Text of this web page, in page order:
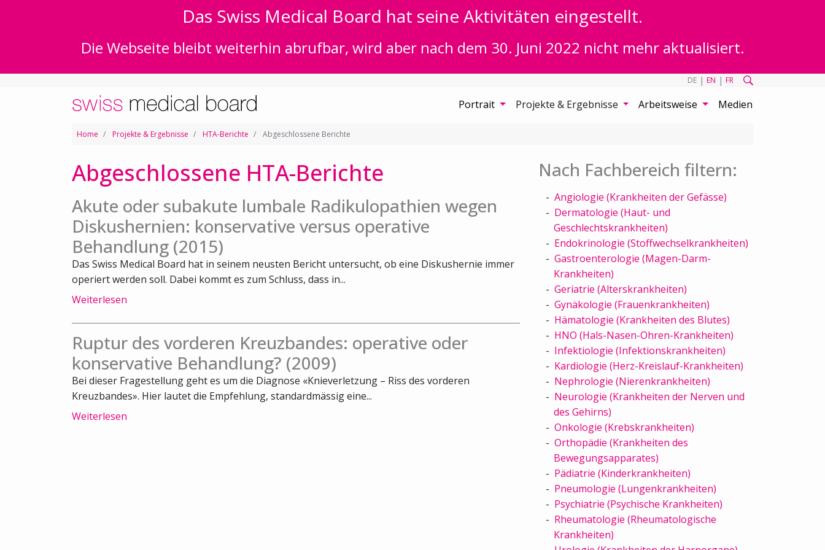
Das Swiss Medical Board hat seine Aktivitäten eingestellt.
Die Webseite bleibt weiterhin abrufbar, wird aber nach dem 30. Juni 2022 nicht mehr aktualisiert.
DE | EN | FR
Portrait Projekte & Ergebnisse Arbeitsweise Medien
Home Projekte & Ergebnisse HTA-Berichte Abgeschlossene Berichte
Abgeschlossene HTA-Berichte
Akute oder subakute lumbale Radikulopathien wegen
Diskushernien: konservative versus operative
Behandlung (2015)
Das Swiss Medical Board hat in seinem neusten Bericht untersucht, ob eine Diskushernie immer
operiert werden soll. Dabei kommt es zum Schluss, dass in...
Weiterlesen
Ruptur des vorderen Kreuzbandes: operative oder
konservative Behandlung? (2009)
Bei dieser Fragestellung geht es um die Diagnose «Knieverletzung – Riss des vorderen
Kreuzbandes». Hier lautet die Empfehlung, standardmässig eine...
Weiterlesen
Nach Fachbereich filtern:
Angiologie (Krankheiten der Gefässe)
Dermatologie (Haut- und
Geschlechtskrankheiten)
Endokrinologie (Stoffwechselkrankheiten)
Gastroenterologie (Magen-Darm-
Krankheiten)
Geriatrie (Alterskrankheiten)
Gynäkologie (Frauenkrankheiten)
Hämatologie (Krankheiten des Blutes)
HNO (Hals-Nasen-Ohren-Krankheiten)
Infektiologie (Infektionskrankheiten)
Kardiologie (Herz-Kreislauf-Krankheiten)
Nephrologie (Nierenkrankheiten)
Neurologie (Krankheiten der Nerven und
des Gehirns)
Onkologie (Krebskrankheiten)
Orthopädie (Krankheiten des
Bewegungsapparates)
Pädiatrie (Kinderkrankheiten)
Pneumologie (Lungenkrankheiten)
Psychiatrie (Psychische Krankheiten)
Rheumatologie (Rheumatologische
Krankheiten)